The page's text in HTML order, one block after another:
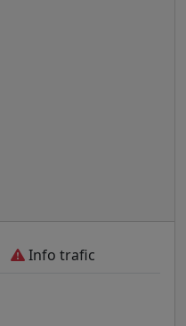
Info trafic